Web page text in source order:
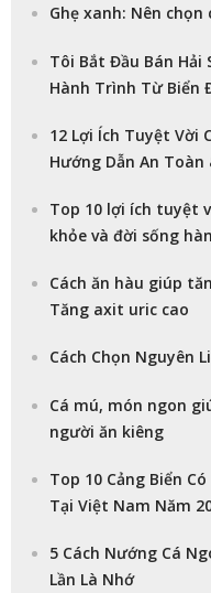
Ghẹ xanh: Nên
Tôi Bắt Đầu Bán Hải
Hành Trình Từ Biển
12 Lợi Ích Tuyệt Vời
Hướng Dẫn An Toàn
Top 10 lợi ích tuyệt
khỏe và đời sống
Cách ăn hàu giúp
Tăng axit uric cao
Cách Chọn Nguyên
Cá mú, món ngon
người ăn kiêng
Top 10 Cảng Biển
Tại Việt Nam Năm
5 Cách Nướng Cá
Lần Là Nhớ